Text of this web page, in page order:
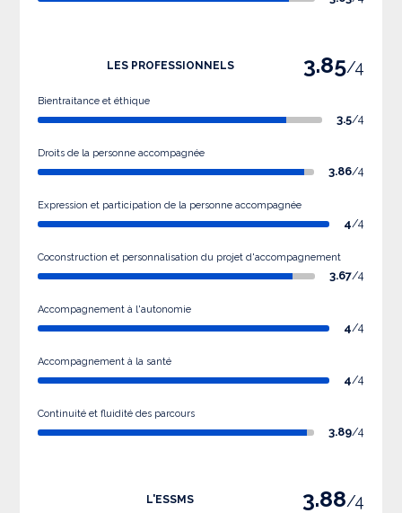
LES PROFESSIONNELS 3.85/4
Bientraitance et éthique
3.5/4
Droits de la personne accompagnée
3.86/4
Expression et participation de la personne accompagnée
4/4
Coconstruction et personnalisation du projet d'accompagnement
3.67/4
Accompagnement à l'autonomie
4/4
Accompagnement à la santé
4/4
Continuité et fluidité des parcours
3.89/4
L'ESSMS 3.88/4